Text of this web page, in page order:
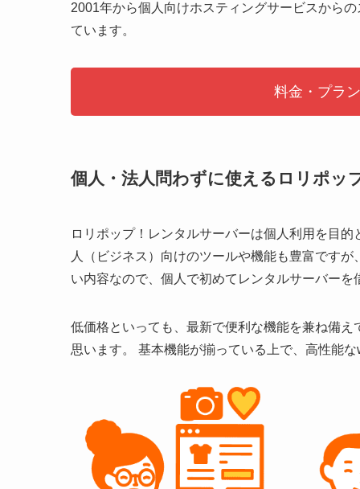
2001年から個人向けホスティングサービスから
ています。
料金・プラ
個人・法人問わずに使えるロリポッ
ロリポップ！レンタルサーバーは個人利用を目
人（ビジネス）向けのツールや機能も豊富です
い内容なので、個人で初めてレンタルサーバー
低価格といっても、最新で便利な機能を兼ね備
思います。 基本機能が揃っている上で、高性能